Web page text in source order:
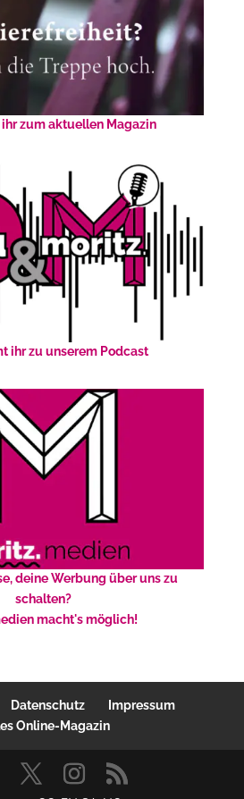
ihr zum aktuellen Magazin
ihr zu unserem Podcast
deine Werbung über uns zu
schalten?
macht's möglich!
Datenschutz
Impressum
Online-Magazin